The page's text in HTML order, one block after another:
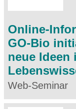
Online-
GO-Bio
neue Ideen
Web-Seminar